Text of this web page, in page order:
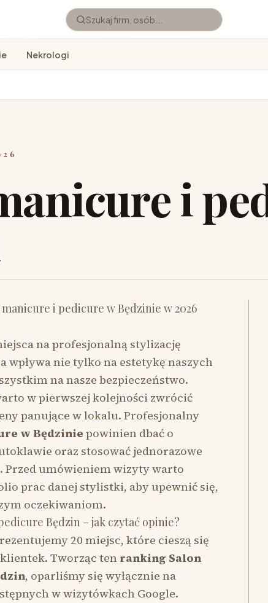
Nekrologi
i
i pedicure w Będzinie w 2026
na profesjonalną stylizację
wpływa nie tylko na estetykę naszych
na nasze bezpieczeństwo.
w pierwszej kolejności zwrócić
panujące w lokalu. Profesjonalny
w Będziniepowinien dbać o
oraz stosować jednorazowe
umówieniem wizyty warto
prac danej stylistki, aby upewnić się,
oczekiwaniom.
Będzin – jak czytać opinie?
20 miejsc, które cieszą się
Tworząc ten ranking Salon
, oparliśmy się wyłącznie na
w wizytówkach Google.